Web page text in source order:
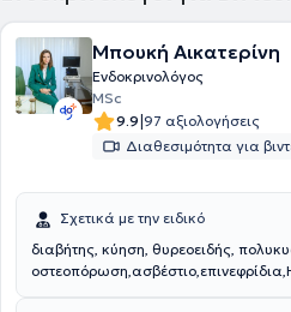
Μπουκή Αικατερίνη
Ενδοκρινολόγος
MSc
9.9|97 αξιολογήσεις
Διαθεσιμότητα για
Σχετικά με την ειδικό
διαβήτης, κύηση, θυρεοειδής,